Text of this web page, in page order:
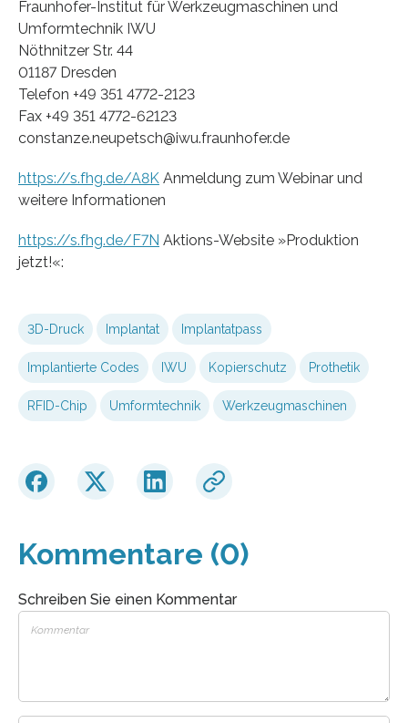
Fraunhofer-Institut für Werkzeugmaschinen und
Umformtechnik IWU
Nöthnitzer Str. 44
01187 Dresden
Telefon +49 351 4772-2123
Fax +49 351 4772-62123
constanze.neupetsch@iwu.fraunhofer.de
https://s.fhg.de/A8K Anmeldung zum Webinar und
weitere Informationen
https://s.fhg.de/F7N Aktions-Website »Produktion
jetzt!«:
3D-Druck Implantat Implantatpass
Implantierte Codes IWU Kopierschutz Prothetik
RFID-Chip Umformtechnik Werkzeugmaschinen
Kommentare (0)
Schreiben Sie einen Kommentar